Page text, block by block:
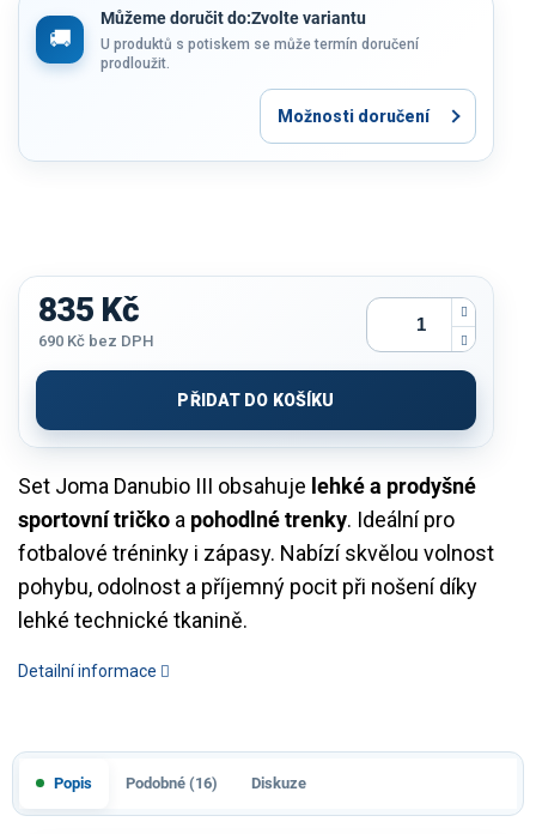
Můžeme doručit do:Zvolte variantu
U produktů s potiskem se může termín doručení
prodloužit.
Možnosti doručení
Set Joma Danubio III obsahuje lehké a prodyšné
sportovní tričko a pohodlné trenky. Ideální pro
fotbalové tréninky i zápasy. Nabízí skvělou volnost
pohybu, odolnost a příjemný pocit při nošení díky
lehké technické tkanině.
Detailní informace
835 Kč
690 Kč bez DPH
cena:
PŘIDAT DO KOŠÍKU
Popis Podobné (16) Diskuze